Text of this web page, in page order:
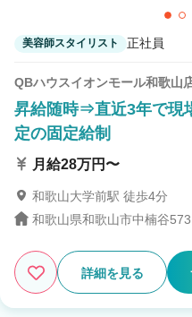
美容師スタイリスト 正社員
QBハウスイオンモール和歌山
昇給随時⇒直近3年で現
定の固定給制
月給28万円〜
和歌山大学前駅 徒歩4分
和歌山県和歌山市中楠谷
詳細を見る